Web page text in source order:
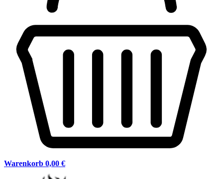
Warenkorb 0,00 €